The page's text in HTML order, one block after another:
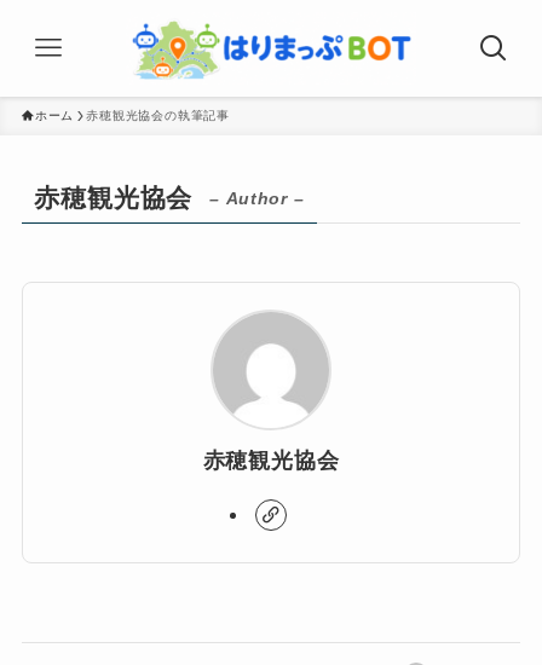
ホーム 赤穂観光協会の執筆記事
赤穂観光協会 – Author –
赤穂観光協会